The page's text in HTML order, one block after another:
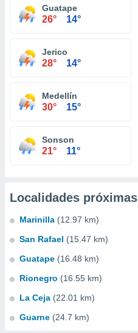
Guatape
26° 14°
Jerico
28° 14°
Medellín
30° 15°
Sonson
21° 11°
Localidades próximas
Marinilla (12.97 km)
San Rafael (15.47 km)
Guatape (16.48 km)
Rionegro (16.55 km)
La Ceja (22.01 km)
Guarne (24.7 km)